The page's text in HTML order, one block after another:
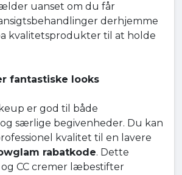
uanset om du får
derhjemme
kvalitetsprodukter til at holde
fantastiske looks
er god til både
særlige begivenheder. Du kan
kvalitet til en lavere
rabatkode. Dette
CC cremer læbestifter